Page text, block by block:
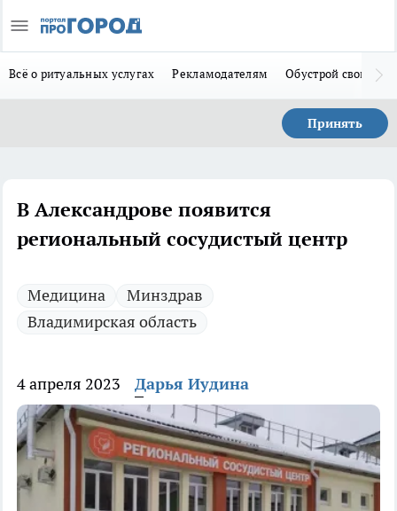
Всё о ритуальных услугах Рекламодателям Обустрой свой дом
Принять
В Александрове появится
региональный сосудистый центр
Медицина
Минздрав
Владимирская область
4 апреля 2023 Дарья Иудина